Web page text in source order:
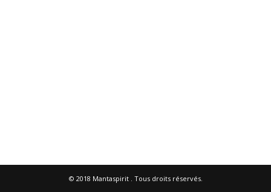
© 2018 Mantaspirit. Tous droits réservés.